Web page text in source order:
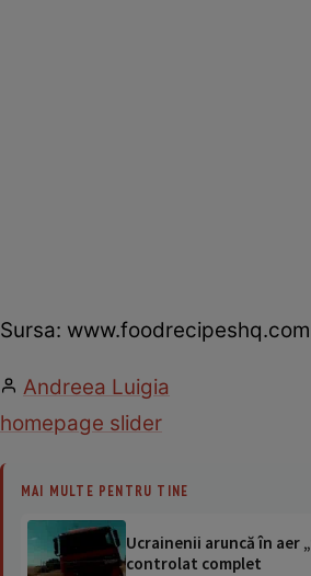
Sursa: www.foodrecipeshq.com
Andreea Luigia
homepage slider
MAI MULTE PENTRU TINE
Ucrainenii aruncă în aer
controlat complet